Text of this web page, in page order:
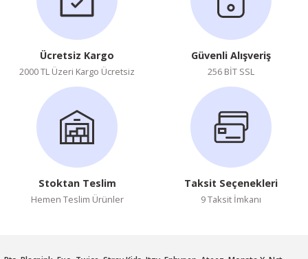
Ücretsiz Kargo
2000 TL Üzeri Kargo Ücretsiz
Güvenli Alışveriş
256 BİT SSL
Stoktan Teslim
Hemen Teslim Ürünler
Taksit Seçenekleri
9 Taksit İmkanı